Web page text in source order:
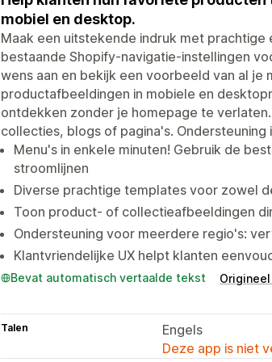
mobiel en desktop.
Maak een uitstekende indruk met
bestaande Shopify-navigatie-instellingen
wens aan en bekijk een voorbeeld van al
productafbeeldingen in mobiele en
ontdekken zonder je homepage te
collecties, blogs of pagina's.
Menu's in enkele minuten! Gebruik de
stroomlijnen
Diverse prachtige templates voor zowel
Toon product- of collectieafbeeldingen
Ondersteuning voor meerdere regio's:
Klantvriendelijke UX helpt klanten
Bevat automatisch vertaalde tekst
Talen
Engels
Deze app is niet